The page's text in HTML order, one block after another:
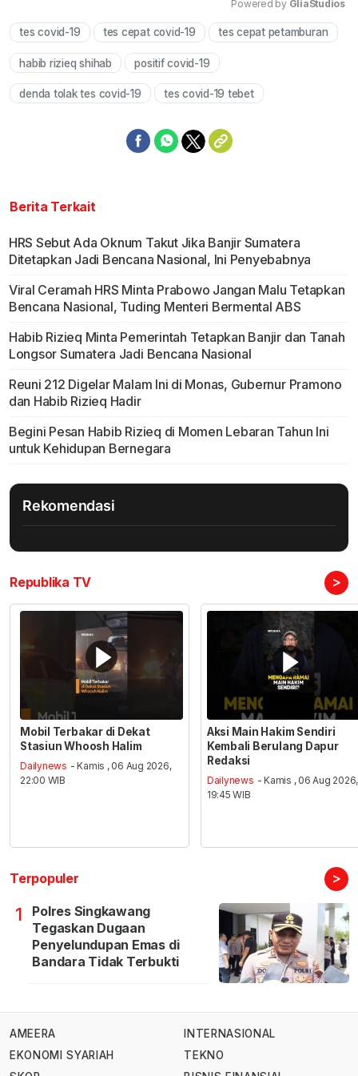
Mute
Powered by GliaStudios
tes covid-19 tes cepat covid-19 tes cepat petamburan
habib rizieq shihab positif covid-19
denda tolak tes covid-19 tes covid-19 tebet
Berita Terkait
HRS Sebut Ada Oknum Takut Jika Banjir Sumatera
Ditetapkan Jadi Bencana Nasional, Ini Penyebabnya
Viral Ceramah HRS Minta Prabowo Jangan Malu Tetapkan
Bencana Nasional, Tuding Menteri Bermental ABS
Habib Rizieq Minta Pemerintah Tetapkan Banjir dan Tanah
Longsor Sumatera Jadi Bencana Nasional
Reuni 212 Digelar Malam Ini di Monas, Gubernur Pramono
dan Habib Rizieq Hadir
Begini Pesan Habib Rizieq di Momen Lebaran Tahun Ini
untuk Kehidupan Bernegara
Rekomendasi
Republika TV >
Mobil Terbakar di Dekat
Stasiun Whoosh Halim
Dailynews - Kamis , 06 Aug 2026,
22:00 WIB
Aksi Main Hakim Sendiri
Kembali Berulang Dapur
Redaksi
Dailynews - Kamis , 06 Aug 2026,
19:45 WIB
Terpopuler >
1
Polres Singkawang
Tegaskan Dugaan
Penyelundupan Emas di
Bandara Tidak Terbukti
AMEERA
EKONOMI SYARIAH
INTERNASIONAL
TEKNO